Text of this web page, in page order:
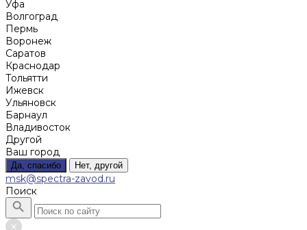
Уфа
Волгоград
Пермь
Воронеж
Саратов
Краснодар
Тольятти
Ижевск
Ульяновск
Барнаул
Владивосток
Другой
Ваш город
Да, спасибо Нет, другой
msk@spectra-zavod.ru
Поиск